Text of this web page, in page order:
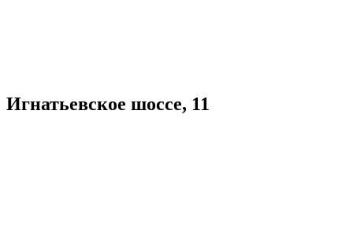
Игнатьевское шоссе, 11